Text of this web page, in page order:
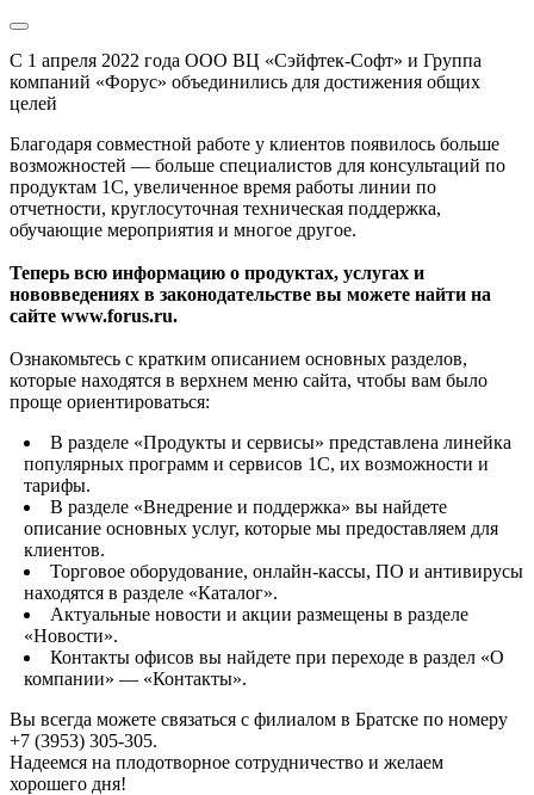
С 1 апреля 2022 года ООО ВЦ «Сэйфтек-Софт» и Группа
компаний «Форус» объединились для достижения общих
целей
Благодаря совместной работе у клиентов появилось больше
возможностей — больше специалистов для консультаций по
продуктам 1С, увеличенное время работы линии по
отчетности, круглосуточная техническая поддержка,
обучающие мероприятия и многое другое.
Теперь всю информацию о продуктах, услугах и
нововведениях в законодательстве вы можете найти на
сайте www.forus.ru.
Ознакомьтесь с кратким описанием основных разделов,
которые находятся в верхнем меню сайта, чтобы вам было
проще ориентироваться:
В разделе «Продукты и сервисы» представлена линейка
популярных программ и сервисов 1С, их возможности и
тарифы.
В разделе «Внедрение и поддержка» вы найдете
описание основных услуг, которые мы предоставляем для
клиентов.
Торговое оборудование, онлайн-кассы, ПО и антивирусы
находятся в разделе «Каталог».
Актуальные новости и акции размещены в разделе
«Новости».
Контакты офисов вы найдете при переходе в раздел «О
компании» — «Контакты».
Вы всегда можете связаться с филиалом в Братске по номеру
+7 (3953) 305-305.
Надеемся на плодотворное сотрудничество и желаем
хорошего дня!